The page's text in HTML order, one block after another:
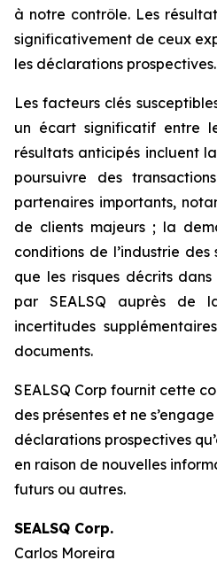
à notre contrôle. Les
significativement de ceux
les déclarations prospectives.
Les facteurs clés
un écart significatif entre
résultats anticipés incluent
poursuivre des
partenaires importants,
de clients majeurs ; la
conditions de l’industrie
que les risques décrits
par SEALSQ auprès de
incertitudes
documents.
SEALSQ Corp fournit cette
des présentes et ne
déclarations prospectives
en raison de nouvelles
futurs ou autres.
SEALSQ Corp.
Carlos Moreira